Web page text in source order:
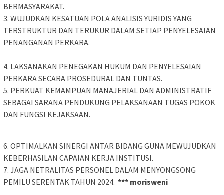
BERMASYARAKAT.
3. WUJUDKAN KESATUAN POLA ANALISIS YURIDIS YANG
TERSTRUKTUR DAN TERUKUR DALAM SETIAP PENYELESAIAN
PENANGANAN PERKARA.
4. LAKSANAKAN PENEGAKAN HUKUM DAN PENYELESAIAN
PERKARA SECARA PROSEDURAL DAN TUNTAS.
5. PERKUAT KEMAMPUAN MANAJERIAL DAN ADMINISTRATIF
SEBAGAI SARANA PENDUKUNG PELAKSANAAN TUGAS POKOK
DAN FUNGSI KEJAKSAAN.
6. OPTIMALKAN SINERGI ANTAR BIDANG GUNA MEWUJUDKAN
KEBERHASILAN CAPAIAN KERJA INSTITUSI.
7. JAGA NETRALITAS PERSONEL DALAM MENYONGSONG
PEMILU SERENTAK TAHUN 2024. *** morisweni